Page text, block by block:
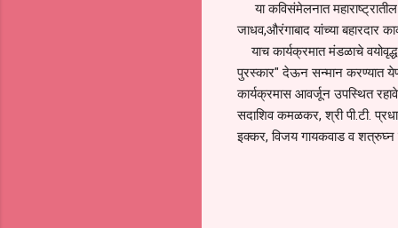
या कविसंमेलनात
जाधव,औरंगाबाद यांच्या बहारदार
याच कार्यक्रमात मंडळाचे
पुरस्कार" देऊन सन्मान करण्यात
कार्यक्रमास आवर्जून उपस्थित
सदाशिव कमळकर, श्री पी.टी.
इक्कर, विजय गायकवाड व